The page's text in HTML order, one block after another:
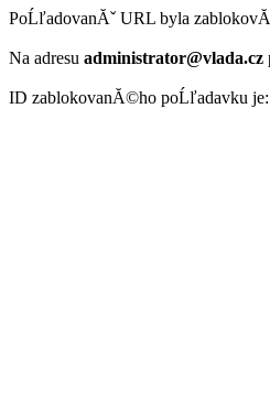
PoĹľadovanĂˇ URL byla
Na adresu administrator@vlada.cz
ID zablokovanĂ©ho poĹľadavku